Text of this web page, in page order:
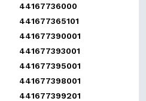
44167736000
441677365101
441677390001
441677393001
441677395001
441677398001
441677399201